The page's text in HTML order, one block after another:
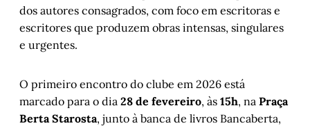
dos autores consagrados, com foco em escritoras e
escritores que produzem obras intensas, singulares
e urgentes.
O primeiro encontro do clube em 2026 está
marcado para o dia 28 de fevereiro, às 15h, na Praça
Berta Starosta, junto à banca de livros Bancaberta,